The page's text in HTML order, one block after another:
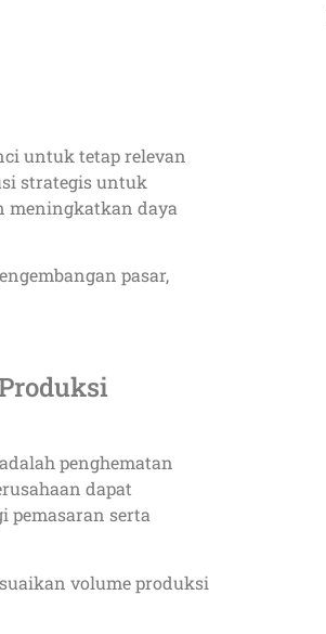
untuk tetap relevan
strategis untuk
meningkatkan daya
pasar,
penghematan
dapat
pemasaran serta
volume produksi